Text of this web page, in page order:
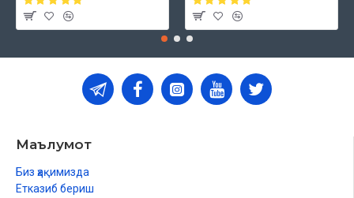
Маълумот
Биз ҳақимизда
Етказиб бериш